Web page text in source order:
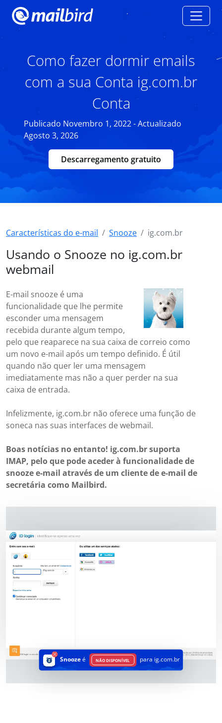
Como fazer dormir emails
com a sua Conta ig.com.br
Conta
Publicado Novembro 1, 2022 - Actualizado
Agosto 3, 2026
Descarregamento gratuito
Características do e-mail Snooze ig.com.br
Usando o Snooze no ig.com.br
webmail
E-mail snooze é uma
funcionalidade que lhe permite
esconder uma mensagem
recebida durante algum tempo,
pelo que reaparece na sua caixa de correio como
um novo e-mail após um tempo definido. É útil
quando não quer ler uma mensagem
imediatamente mas não a quer perder na sua
caixa de entrada.
Infelizmente, ig.com.br não oferece uma função de
soneca nas suas interfaces de webmail.
Boas notícias no entanto! ig.com.br suporta
IMAP, pelo que pode aceder à funcionalidade de
snooze e-mail através de um cliente de e-mail de
secretária como Mailbird.
Snoozeé NÃO DISPONÍVEL para ig.com.br